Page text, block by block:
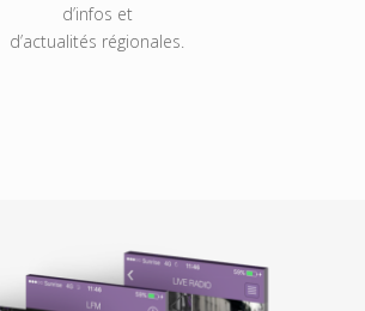
d’infos et
d’actualités régionales.